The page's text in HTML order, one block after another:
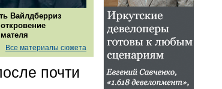
Вайлдберриз
Все материалы сюжета
почти